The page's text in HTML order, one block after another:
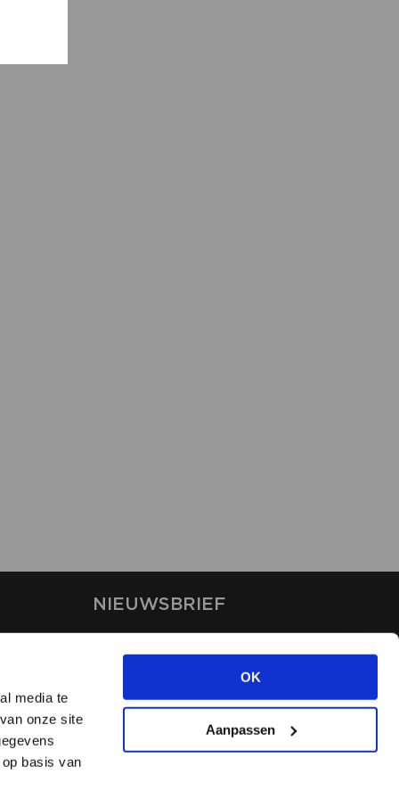
media te
onze site
basis van
OK
Aanpassen
NIEUWSBRIEF
laatste nieuws via de
INSCHRIJVEN